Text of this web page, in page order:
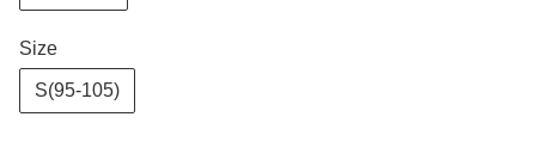
Size
S(95-105)